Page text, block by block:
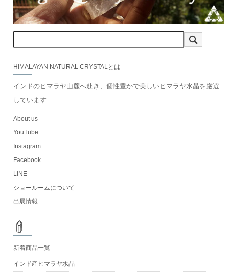
HIMALAYAN NATURAL CRYSTALとは
インドのヒマラヤ山麓へ赴き、個性豊かで美しいヒマラヤ水晶を厳選
しています
About us
YouTube
Instagram
Facebook
LINE
ショールームについて
出展情報
新着商品一覧
インド産ヒマラヤ水晶